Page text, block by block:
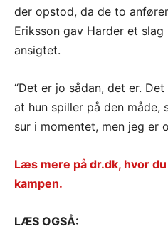
der opstod, da de to
Eriksson gav Harder et
ansigtet.
“Det er jo sådan, det er.
at hun spiller på den måde,
sur i momentet, men jeg er
Læs mere på dr.dk, hvor
kampen.
LÆS OGSÅ: